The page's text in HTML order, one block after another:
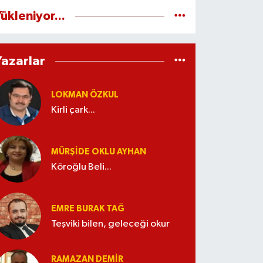
LOKMAN ÖZKUL
Kirli çark...
MÜRŞIDE OKLU AYHAN
Köroğlu Beli...
EMRE BURAK TAĞ
Teşviki bilen, geleceği okur
RAMAZAN DEMİR